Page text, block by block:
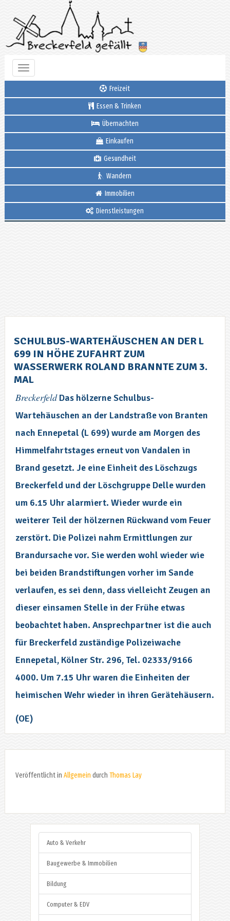
Toggle
navigation
Freizeit
Essen & Trinken
Übernachten
Einkaufen
Gesundheit
Wandern
Immobilien
Dienstleistungen
SCHULBUS-WARTEHÄUSCHEN AN DER L
699 IN HÖHE ZUFAHRT ZUM
WASSERWERK ROLAND BRANNTE ZUM 3.
MAL
BreckerfeldDas hölzerne Schulbus-
Wartehäuschen an der Landstraße von Branten
nach Ennepetal (L 699) wurde am Morgen des
Himmelfahrtstages erneut von Vandalen in
Brand gesetzt. Je eine Einheit des Löschzugs
Breckerfeld und der Löschgruppe Delle wurden
um 6.15 Uhr alarmiert. Wieder wurde ein
weiterer Teil der hölzernen Rückwand vom Feuer
zerstört. Die Polizei nahm Ermittlungen zur
Brandursache vor. Sie werden wohl wieder wie
bei beiden Brandstiftungen vorher im Sande
verlaufen, es sei denn, dass vielleicht Zeugen an
dieser einsamen Stelle in der Frühe etwas
beobachtet haben. Ansprechpartner ist die auch
für Breckerfeld zuständige Polizeiwache
Ennepetal, Kölner Str. 296, Tel. 02333/9166
4000. Um 7.15 Uhr waren die Einheiten der
heimischen Wehr wieder in ihren Gerätehäusern.
(OE)
Veröffentlicht in Allgemein durch Thomas Lay
Auto & Verkehr
Baugewerbe & Immobilien
Bildung
Computer & EDV